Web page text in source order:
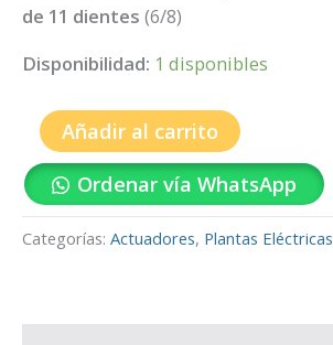
de 11 dientes (6/8)
Disponibilidad: 1 disponibles
Añadir al carrito
Ordenar vía WhatsApp
Categorías: Actuadores, Plantas Eléctricas